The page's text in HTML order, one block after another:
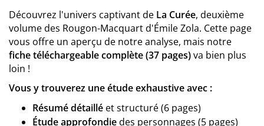
Découvrez l'univers captivant de La Curée, deuxième
volume des Rougon-Macquart d'Émile Zola. Cette page
vous offre un aperçu de notre analyse, mais notre
fiche téléchargeable complète (37 pages)va bien plus
loin !
Vous y trouverez une étude exhaustive avec :
Résumé détaillé et structuré (6 pages)
Étude approfondiedes personnages (5 pages)